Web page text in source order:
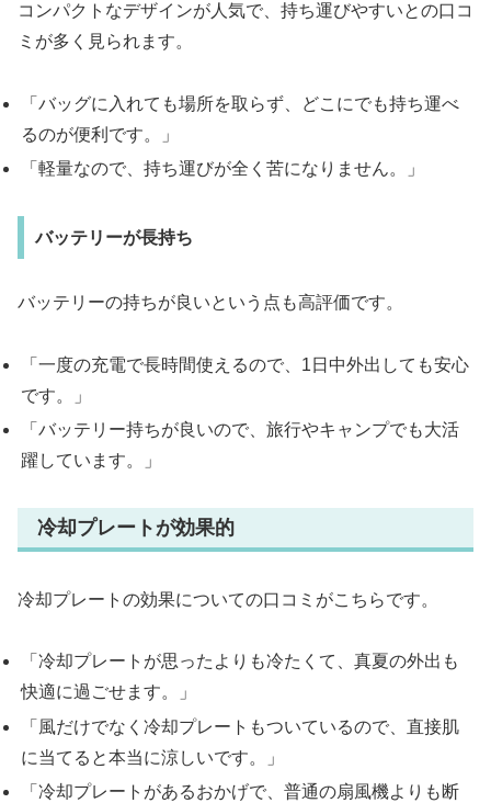
コンパクトなデザインが人気で、持ち運びやすいとの口コ
ミが多く見られます。
「バッグに入れても場所を取らず、どこにでも持ち運べ
るのが便利です。」
「軽量なので、持ち運びが全く苦になりません。」
バッテリーが長持ち
バッテリーの持ちが良いという点も高評価です。
「一度の充電で長時間使えるので、1日中外出しても安心
です。」
「バッテリー持ちが良いので、旅行やキャンプでも大活
躍しています。」
冷却プレートが効果的
冷却プレートの効果についての口コミがこちらです。
「冷却プレートが思ったよりも冷たくて、真夏の外出も
快適に過ごせます。」
「風だけでなく冷却プレートもついているので、直接肌
に当てると本当に涼しいです。」
「冷却プレートがあるおかげで、普通の扇風機よりも断